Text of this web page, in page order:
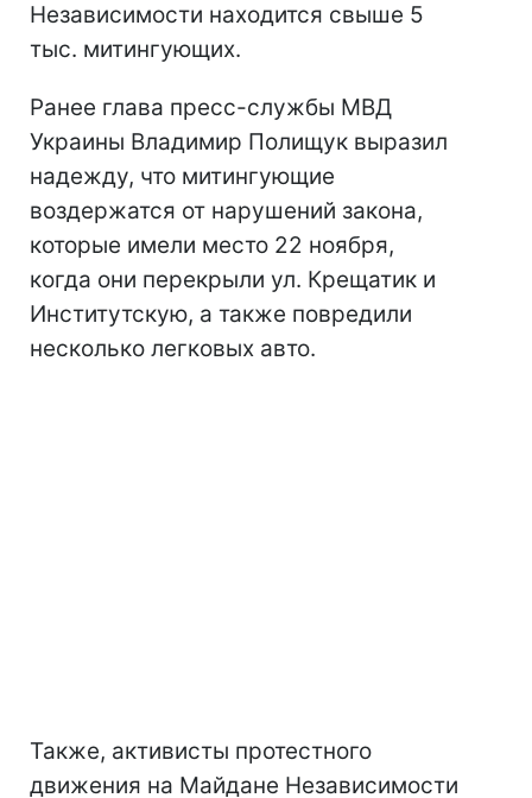
Независимости находится свыше 5
тыс. митингующих.
Ранее глава пресс-службы МВД
Украины Владимир Полищук выразил
надежду, что митингующие
воздержатся от нарушений закона,
которые имели место 22 ноября,
когда они перекрыли ул. Крещатик и
Институтскую, а также повредили
несколько легковых авто.
Также, активисты протестного
движения на Майдане Независимости